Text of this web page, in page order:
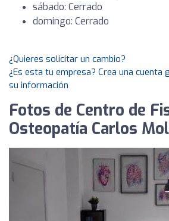
sábado: Cerrado
domingo: Cerrado
¿Quieres solicitar un cambio?
¿Es esta tu empresa? Crea una
su información
Fotos de Centro de
Osteopatía Carlos